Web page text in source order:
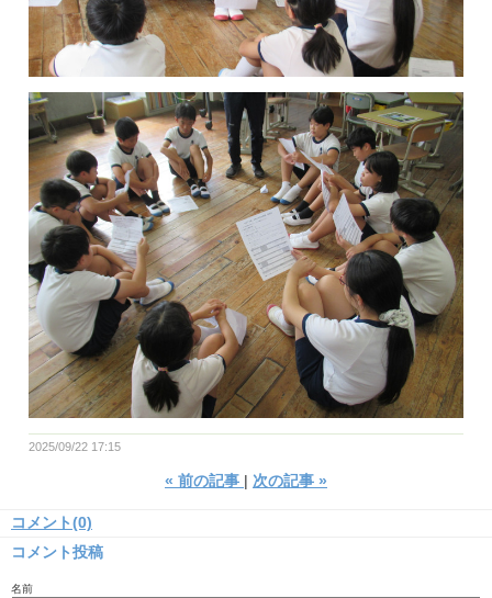
2025/09/22 17:15
« 前の記事 次の記事 »
コメント(0)
コメント投稿
名前